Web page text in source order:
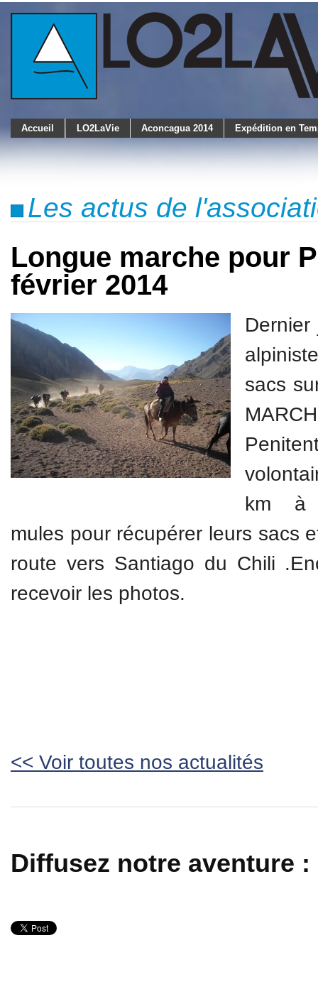
Accueil LO2LaVie Aconcagua 2014 Expédition en
Les actus de
Longue marche pour
février 2014
sacs
km à
mules pour récupérer leurs sacs
route vers Santiago du Chili
recevoir les photos.
<< Voir toutes nos actualités
Diffusez notre aventure :